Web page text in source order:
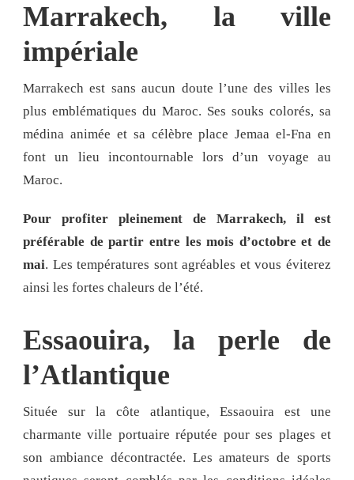
Marrakech, la ville
impériale
Marrakech est sans aucun doute l’une des villes les
plus emblématiques du Maroc. Ses souks colorés, sa
médina animée et sa célèbre place Jemaa el-Fna en
font un lieu incontournable lors d’un voyage au
Maroc.
Pour profiter pleinement de Marrakech, il est
préférable de partir entre les mois d’octobre et de
mai. Les températures sont agréables et vous éviterez
ainsi les fortes chaleurs de l’été.
Essaouira, la perle de
l’Atlantique
Située sur la côte atlantique, Essaouira est une
charmante ville portuaire réputée pour ses plages et
son ambiance décontractée. Les amateurs de sports